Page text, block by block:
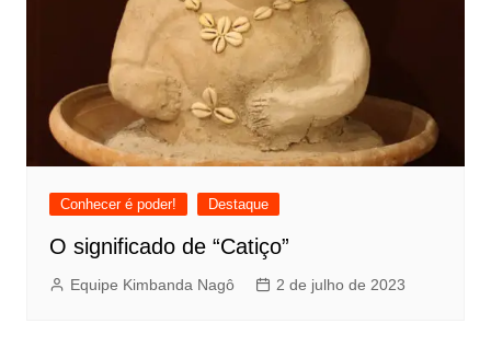
Conhecer é poder! Destaque
O significado de “Catiço”
Equipe Kimbanda Nagô 2 de julho de 2023